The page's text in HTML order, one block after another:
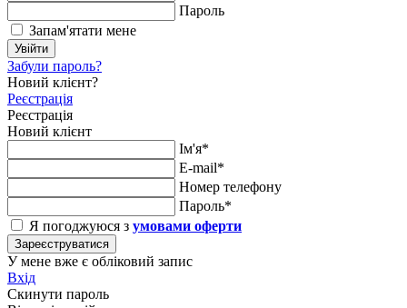
Пароль
Запам'ятати мене
Увійти
Забули пароль?
Новий клієнт?
Реєстрація
Реєстрація
Новий клієнт
Ім'я*
E-mail*
Номер телефону
Пароль*
Я погоджуюся з умовами оферти
Зареєструватися
У мене вже є обліковий запис
Вхід
Скинути пароль